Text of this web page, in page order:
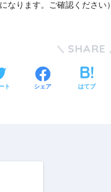
なります。ご確認ください）
SHARE
ト シェア はてブ